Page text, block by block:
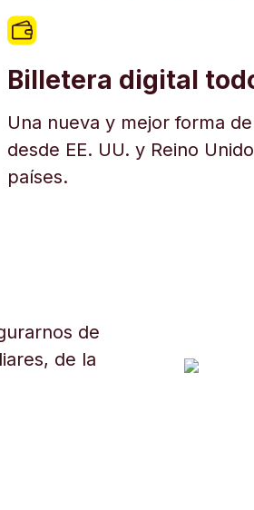
Billetera digital
Una nueva y mejor forma
desde EE. UU. y Reino
países.
de
de la